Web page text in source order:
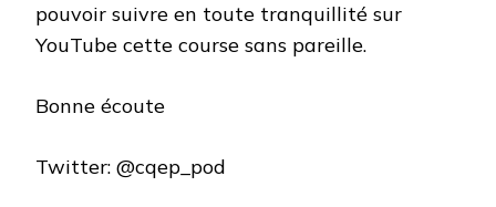
pouvoir suivre en toute tranquillité sur
YouTube cette course sans pareille.
Bonne écoute
Twitter: @cqep_pod